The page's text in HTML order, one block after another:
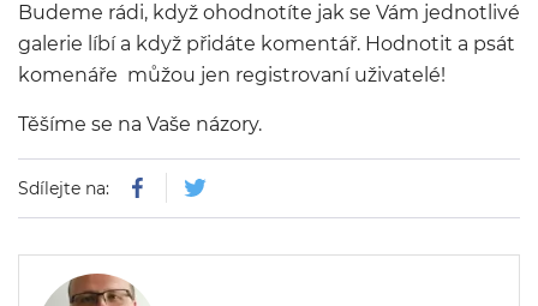
Budeme rádi, když ohodnotíte jak se Vám jednotlivé
galerie líbí a když přidáte komentář. Hodnotit a psát
komenáře můžou jen registrovaní uživatelé!
Těšíme se na Vaše názory.
Sdílejte na: